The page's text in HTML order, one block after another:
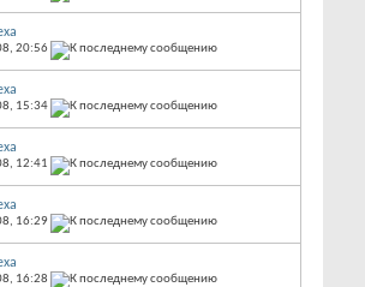
20:56
15:34
12:41
16:29
16:28